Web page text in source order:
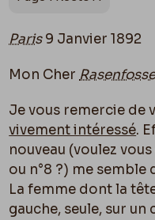
Paris9 Janvier 1892
Mon Cher
Je vous remercie de
vivement intéressé.
nouveau (voulez
ou n°8 ?) me
La femme dont la
gauche, seule, sur un